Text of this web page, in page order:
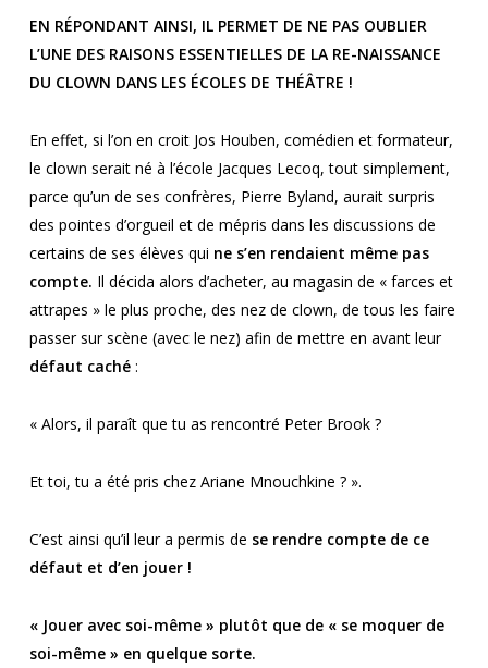
EN RÉPONDANT AINSI, IL PERMET DE NE PAS OUBLIER
L’UNE DES RAISONS ESSENTIELLES DE LA RE-NAISSANCE
DU CLOWN DANS LES ÉCOLES DE THÉÂTRE !
En effet, si l’on en croit Jos Houben, comédien et formateur,
le clown serait né à l’école Jacques Lecoq, tout simplement,
parce qu’un de ses confrères, Pierre Byland, aurait surpris
des pointes d’orgueil et de mépris dans les discussions de
certains de ses élèves qui ne s’en rendaient même pas
compte. Il décida alors d’acheter, au magasin de « farces et
attrapes » le plus proche, des nez de clown, de tous les faire
passer sur scène (avec le nez) afin de mettre en avant leur
défaut caché:
« Alors, il paraît que tu as rencontré Peter Brook ?
Et toi, tu a été pris chez Ariane Mnouchkine ? ».
C’est ainsi qu’il leur a permis de se rendre compte de ce
défaut et d’en jouer !
« Jouer avec soi-même » plutôt que de « se moquer de
soi-même » en quelque sorte.